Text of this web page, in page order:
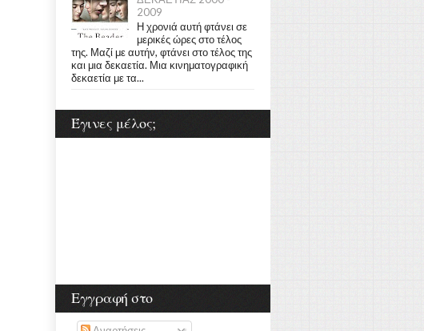
2009
Η χρονιά αυτή φτάνει σε
μερικές ώρες στο τέλος
της. Μαζί με αυτήν, φτάνει στο τέλος της
και μια δεκαετία. Μια κινηματογραφική
δεκαετία με τα...
Έγινες μέλος;
Εγγραφή στο